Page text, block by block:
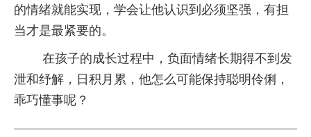
的情绪就能实现，学会让他认识到必须坚强，有担
当才是最紧要的。
在孩子的成长过程中，负面情绪长期得不到发
泄和纾解，日积月累，他怎么可能保持聪明伶俐，
乖巧懂事呢？